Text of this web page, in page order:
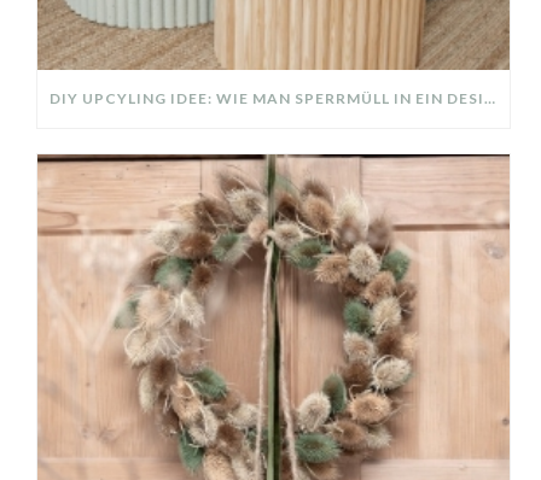
DIY UPCYLING IDEE: WIE MAN SPERRMÜLL IN EIN DESIGNER TEIL VERWANDELT